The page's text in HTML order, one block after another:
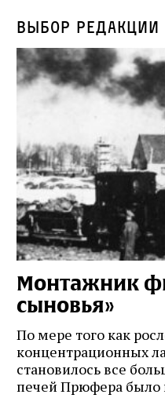
Выбор редакции
Монтажник
сыновья»
По мере того как
концентрационных
становилось все
печей Прюфера было